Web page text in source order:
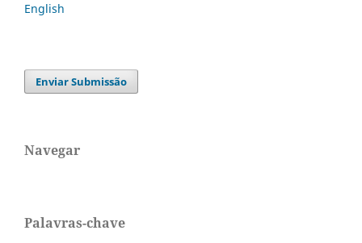
English
Enviar Submissão
Navegar
Palavras-chave